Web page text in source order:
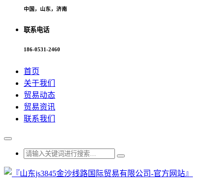
中国，山东，济南
联系电话
186-0531-2460
首页
关于我们
贸易动态
贸易资讯
联系我们